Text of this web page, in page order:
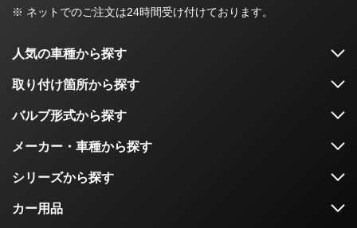
※ ネットでのご注文は24時間受け付けております。
人気の車種から探す
取り付け箇所から探す
バルブ形式から探す
メーカー・車種から探す
シリーズから探す
カー用品